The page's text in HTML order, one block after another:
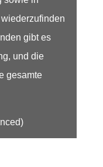
gibt es
und die
gesamte